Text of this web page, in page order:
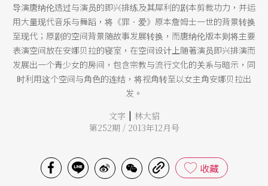
导演唐纳伦透过与演员的即兴排练及其犀利的剧本剪裁功力，并运
用大量现代音乐与舞蹈，将《罪．爱》原本詹姆士一世的背景转换
至现代；原剧的空间背景随故事发展转换，而唐纳伦版本则将主要
表演空间放在安娜贝拉的寝室，在空间设计上随著演员即兴排演而
发展出一个青少女的房间，包含宗教与流行文化的关系与暗示，同
时利用这个空间与角色的连结，将视角转至以女主角安娜贝拉出
发。
文字 | 林大貂
第252期 / 2013年12月号
收藏